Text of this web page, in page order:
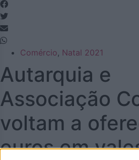
Comércio, Natal 2021
Autarquia e
Associação
voltam a
euros em